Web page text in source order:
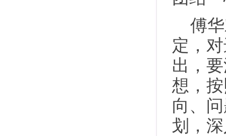
傅
定，
出，
想，
向、
划，